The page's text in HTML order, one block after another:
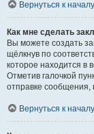
Вернуться к началу
Как мне сделать
Вы можете создать
щёлкнув по
которое находится в
Отметив галочкой
отправке сообщения,
Вернуться к началу